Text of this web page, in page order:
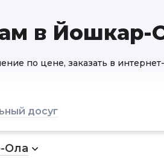
в Йошкар-
по цене, заказать в
досуг
Ола